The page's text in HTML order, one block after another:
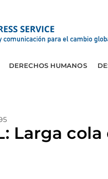
DERECHOS HUMANOS
Larga